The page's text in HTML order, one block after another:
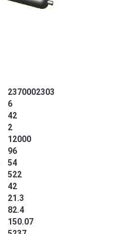
2370002303
6
42
2
12000
96
54
522
42
21.3
82.4
150.07